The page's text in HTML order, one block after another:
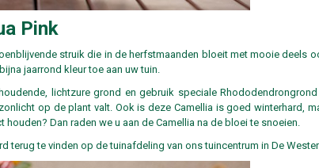
Pink
struik die in de herfstmaanden bloeit met mooie deels
jaarrond kleur toe aan uw tuin.
lichtzure grond en gebruik speciale
op de plant valt. Ook is deze Camellia is goed winterhard,
Dan raden we u aan de Camellia na de bloei te snoeien.
terug te vinden op de tuinafdeling van ons tuincentrum in De